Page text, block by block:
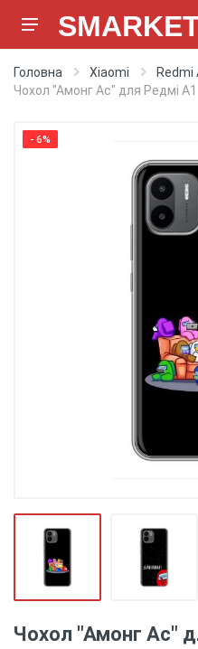
Головна Xiaomi
Redmi
Чохол "Амонг Ас" для Редмі А1
- 6%
Чохол "Амонг Ас"